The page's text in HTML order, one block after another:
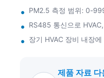
PM2.5 측정 범위: 0-
RS485 통신으로
장기 HVAC 장비 내장
제품 자료 다